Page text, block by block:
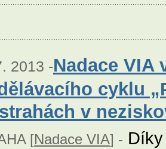
2013 -Nadace VIA
cyklu
v
[Nadace VIA] -